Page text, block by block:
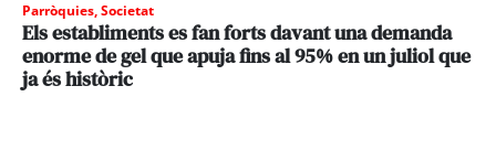
Parròquies,Societat
Els establiments es fan forts davant una demanda
enorme de gel que apuja fins al 95% en un juliol que
ja és històric